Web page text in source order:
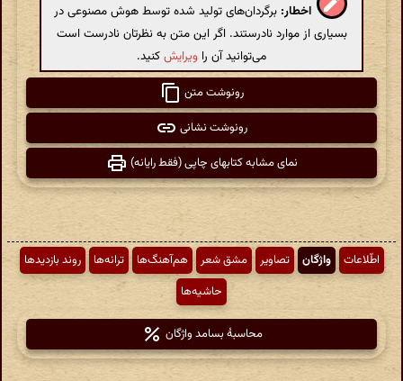
اخطار: برگردان‌های تولید شده توسط هوش مصنوعی در
بسیاری از موارد نادرستند. اگر این متن به نظرتان نادرست است
می‌توانید آن را ویرایشکنید.
رونوشت متن
رونوشت نشانی
نمای مشابه کتابهای چاپی (فقط رایانه)
اطّلاعات واژگان تصاویر مشق شعر هم‌آهنگ‌ها ترانه‌ها
روند بازدیدها
حاشیه‌ها
محاسبهٔ بسامد واژگان